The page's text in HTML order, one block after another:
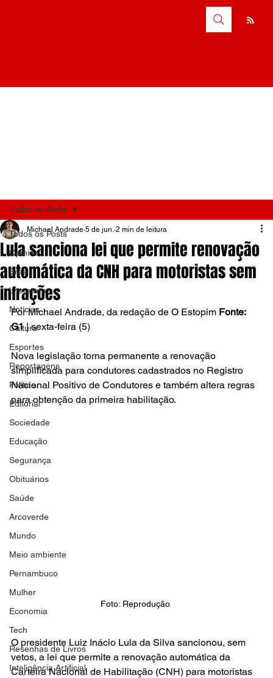
Todos os Posts
Opinião
Brasil
Literatura
Notícias
Cultura
Esportes
Reportagens
Política
Editorial
Sociedade
Educação
Segurança
Obituários
Saúde
Arcoverde
Mundo
Meio ambiente
Pernambuco
Mulher
Economia
Tech
Resenhas de Livros
Inteligência Artificial
Todos os Posts
Lula sanciona lei que permite renovação
automática da CNH para motoristas sem
infrações
Michael Andrade 5 de jun. 2 min de leitura
Por Michael Andrade, da redação de O Estopim Fonte:
G1 | sexta-feira (5)
Nova legislação torna permanente a renovação
simplificada para condutores cadastrados no Registro
Nacional Positivo de Condutores e também altera regras
para obtenção da primeira habilitação.
Foto: Reprodução
O presidente Luiz Inácio Lula da Silva sancionou, sem
vetos, a lei que permite a renovação automática da
Carteira Nacional de Habilitação (CNH) para motoristas